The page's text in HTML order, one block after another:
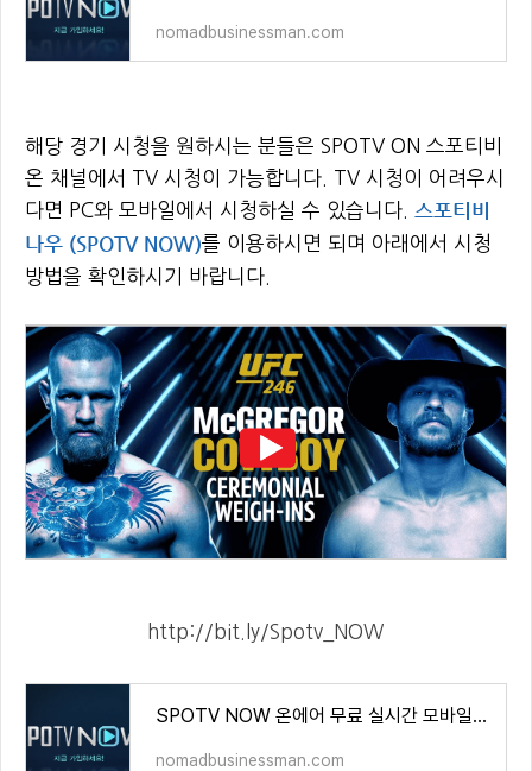
nomadbusinessman.com
해당 경기 시청을 원하시는 분들은 SPOTV ON 스포티비
온 채널에서 TV 시청이 가능합니다. TV 시청이 어려우시
다면 PC와 모바일에서 시청하실 수 있습니다. 스포티비
나우 (SPOTV NOW)를 이용하시면 되며 아래에서 시청
방법을 확인하시기 바랍니다.
http://bit.ly/Spotv_NOW
SPOTV NOW 온에어 무료 실시간 모바일앱 이용 안내 SPOTV NOW
nomadbusinessman.com